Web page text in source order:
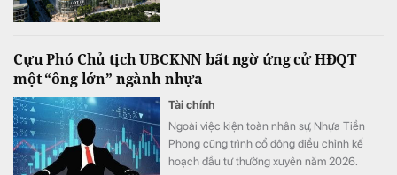
Cựu Phó Chủ tịch UBCKNN bất ngờ ứng cử HĐQT
một “ông lớn” ngành nhựa
Tài chính
Ngoài việc kiện toàn nhân sự, Nhựa Tiền
Phong cũng trình cổ đông điều chỉnh kế
hoạch đầu tư thường xuyên năm 2026.